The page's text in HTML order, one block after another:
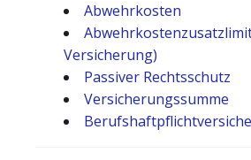
Abwehrkosten
Versicherung)
Passiver Rechtsschutz
Versicherungssumme